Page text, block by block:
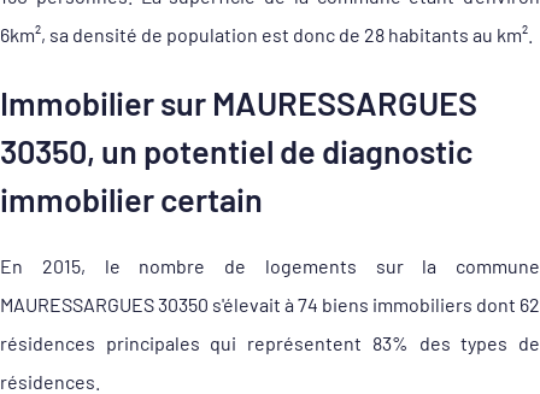
6km², sa densité de population est donc de 28 habitants au km².
Immobilier sur MAURESSARGUES
30350, un potentiel de diagnostic
immobilier certain
En 2015, le nombre de logements sur la commune
MAURESSARGUES 30350 s'élevait à 74 biens immobiliers dont 62
résidences principales qui représentent 83% des types de
résidences.